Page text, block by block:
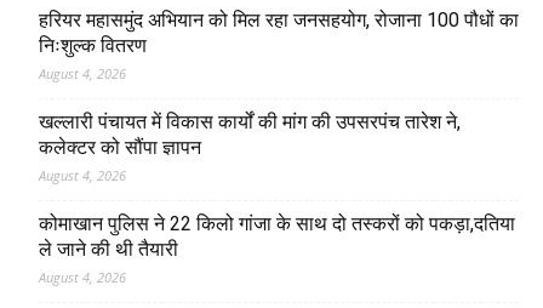
हरियर महासमुंद अभियान को मिल रहा जनसहयोग, रोजाना 100 पौधों का
निःशुल्क वितरण
August 4, 2026
खल्लारी पंचायत में विकास कार्यों की मांग की उपसरपंच तारेश ने,
कलेक्टर को सौंपा ज्ञापन
August 4, 2026
कोमाखान पुलिस ने 22 किलो गांजा के साथ दो तस्करों को पकड़ा,दतिया
ले जाने की थी तैयारी
August 4, 2026